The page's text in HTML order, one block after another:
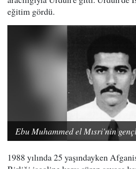
eğitim gördü.
Ebu Muhammed el Mısri'nin
1988 yılında 25 yaşındayken